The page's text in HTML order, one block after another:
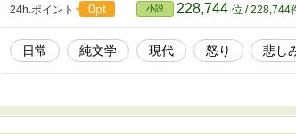
24h.ポイント 0pt 小説 228,744 位 / 228,744
日常 純文学 現代 怒り 悲し